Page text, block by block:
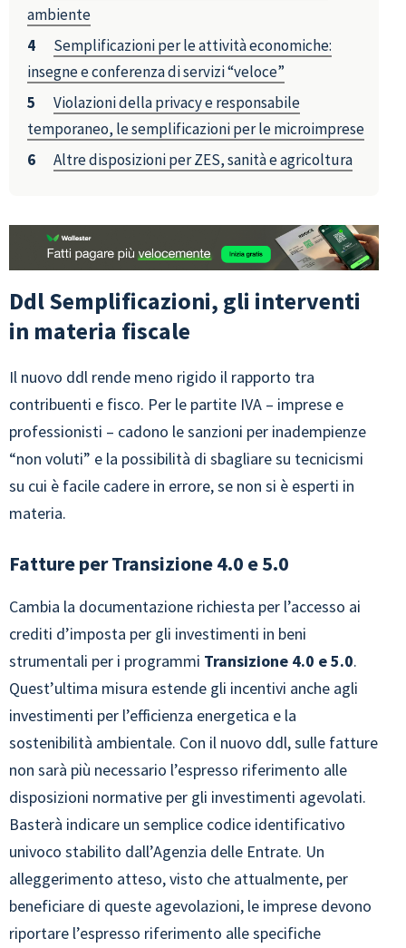
ambiente
Semplificazioni per le attività economiche:
insegne e conferenza di servizi “veloce”
Violazioni della privacy e responsabile
temporaneo, le semplificazioni per le microimprese
Altre disposizioni per ZES, sanità e agricoltura
Ddl Semplificazioni, gli interventi
in materia fiscale
Il nuovo ddl rende meno rigido il rapporto tra
contribuenti e fisco. Per le partite IVA – imprese e
professionisti – cadono le sanzioni per inadempienze
“non voluti” e la possibilità di sbagliare su tecnicismi
su cui è facile cadere in errore, se non si è esperti in
materia.
Fatture per Transizione 4.0 e 5.0
Cambia la documentazione richiesta per l’accesso ai
crediti d’imposta per gli investimenti in beni
strumentali per i programmi Transizione 4.0 e 5.0.
Quest’ultima misura estende gli incentivi anche agli
investimenti per l’efficienza energetica e la
sostenibilità ambientale. Con il nuovo ddl, sulle fatture
non sarà più necessario l’espresso riferimento alle
disposizioni normative per gli investimenti agevolati.
Basterà indicare un semplice codice identificativo
univoco stabilito dall’Agenzia delle Entrate. Un
alleggerimento atteso, visto che attualmente, per
beneficiare di queste agevolazioni, le imprese devono
riportare l’espresso riferimento alle specifiche